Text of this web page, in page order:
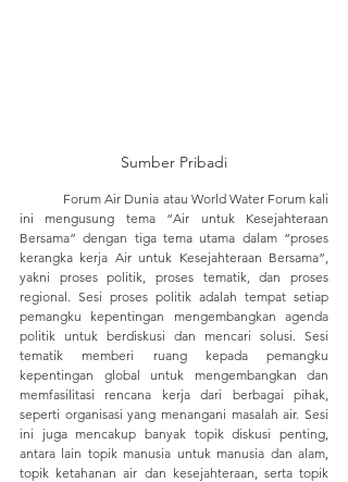
Sumber Pribadi
ini mengusung tema “Air untuk Kesejahteraan
Bersama” dengan tiga tema utama dalam “proses
kerangka kerja Air untuk Kesejahteraan Bersama”,
yakni proses politik, proses tematik, dan proses
regional. Sesi proses politik adalah tempat setiap
pemangku kepentingan mengembangkan agenda
politik untuk berdiskusi dan mencari solusi. Sesi
tematik memberi ruang kepada pemangku
kepentingan global untuk mengembangkan dan
memfasilitasi rencana kerja dari berbagai pihak,
seperti organisasi yang menangani masalah air. Sesi
ini juga mencakup banyak topik diskusi penting,
antara lain topik manusia untuk manusia dan alam,
topik ketahanan air dan kesejahteraan, serta topik